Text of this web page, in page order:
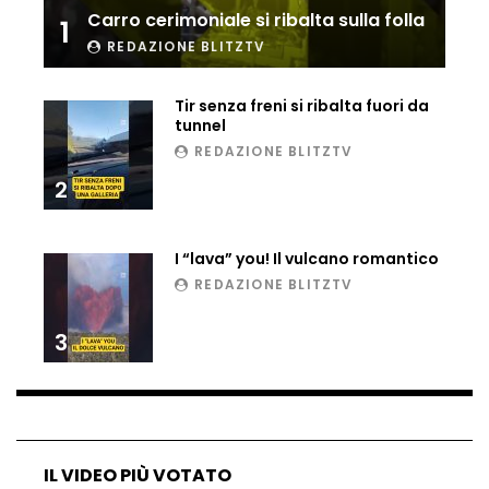
Ucraina, ecco come gli F16 intercettano
i droni russi
Tir bloccato sul passaggio a livello:
treno lo distrugge
all’improvviso
Auto fuori controllo in Guatemala,
Russia sotto zero: fiumi congelati e navi
rompighiaccio a Mosca
1 Carro cerimoniale si ribalta sulla folla
REDAZIONE BLITZTV
2
Tir senza freni si ribalta fuori da
tunnel
REDAZIONE BLITZTV
3
I “lava” you! Il vulcano romantico
REDAZIONE BLITZTV
IL VIDEO PIÙ VOTATO